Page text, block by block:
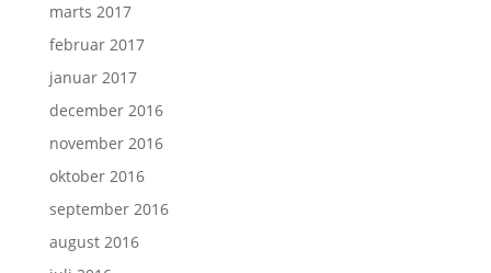
marts 2017
februar 2017
januar 2017
december 2016
november 2016
oktober 2016
september 2016
august 2016